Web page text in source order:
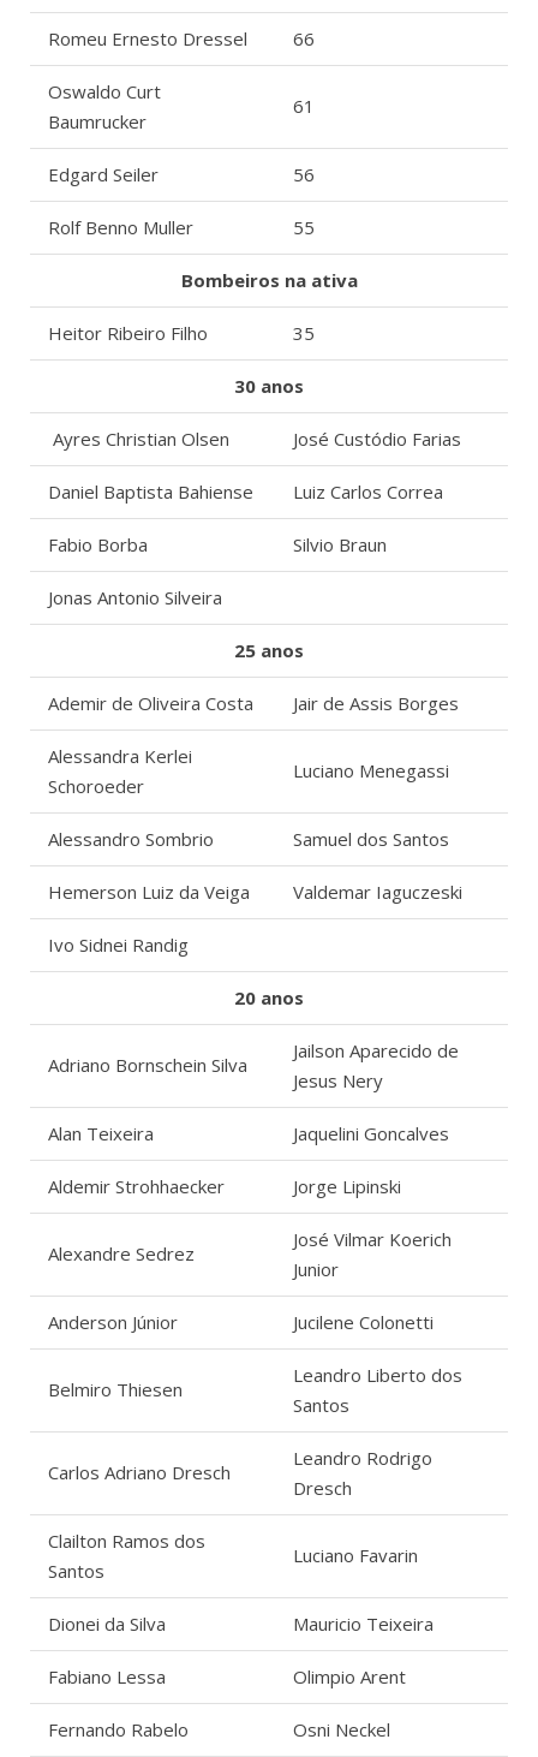
Romeu Ernesto Dressel 66
Oswaldo Curt
Baumrucker
61
Edgard Seiler 56
Rolf Benno Muller 55
Bombeiros na ativa
Heitor Ribeiro Filho 35
30 anos
Ayres Christian Olsen José Custódio Farias
Daniel Baptista Bahiense Luiz Carlos Correa
Fabio Borba Silvio Braun
Jonas Antonio Silveira
25 anos
Ademir de Oliveira Costa Jair de Assis Borges
Alessandra Kerlei
Schoroeder
Luciano Menegassi
Alessandro Sombrio Samuel dos Santos
Hemerson Luiz da Veiga Valdemar Iaguczeski
Ivo Sidnei Randig
20 anos
Adriano Bornschein Silva
Jailson Aparecido de
Jesus Nery
Alan Teixeira Jaquelini Goncalves
Aldemir Strohhaecker Jorge Lipinski
Alexandre Sedrez
José Vilmar Koerich
Junior
Anderson Júnior Jucilene Colonetti
Belmiro Thiesen
Leandro Liberto dos
Santos
Carlos Adriano Dresch
Leandro Rodrigo
Dresch
Clailton Ramos dos
Santos
Luciano Favarin
Dionei da Silva Mauricio Teixeira
Fabiano Lessa Olimpio Arent
Fernando Rabelo Osni Neckel